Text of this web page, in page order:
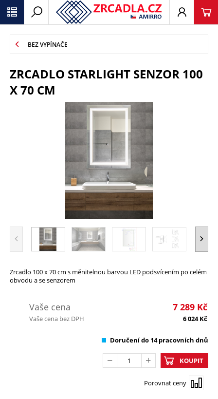
BEZ VYPÍNAČE
ZRCADLO STARLIGHT SENZOR 100
X 70 CM
Zrcadlo 100 x 70 cm s měnitelnou barvou LED podsvícením po celém
obvodu a se senzorem
Vaše cena 7 289 Kč
Vaše cena bez DPH 6 024Kč
Doručení do 14 pracovních dnů
Porovnat ceny
KOUPIT